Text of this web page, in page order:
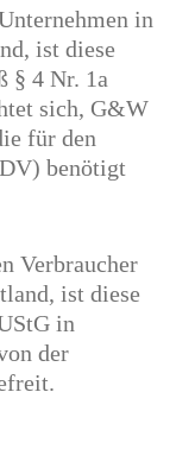
in
ist diese
§ 4 Nr. 1a
sich, G&W
für den
benötigt
Verbraucher
ist diese
in
der